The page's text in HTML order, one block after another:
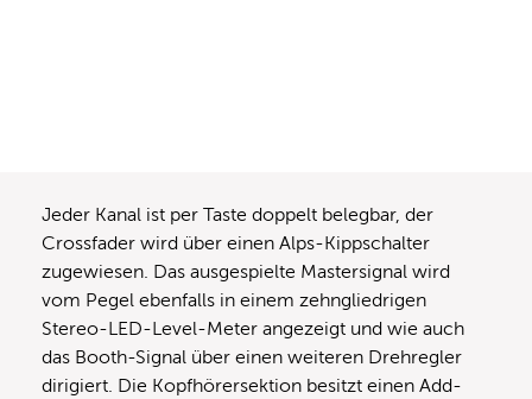
Jeder Kanal ist per Taste doppelt belegbar, der
Crossfader wird über einen Alps-Kippschalter
zugewiesen. Das ausgespielte Mastersignal wird
vom Pegel ebenfalls in einem zehngliedrigen
Stereo-LED-Level-Meter angezeigt und wie auch
das Booth-Signal über einen weiteren Drehregler
dirigiert. Die Kopfhörersektion besitzt einen Add-